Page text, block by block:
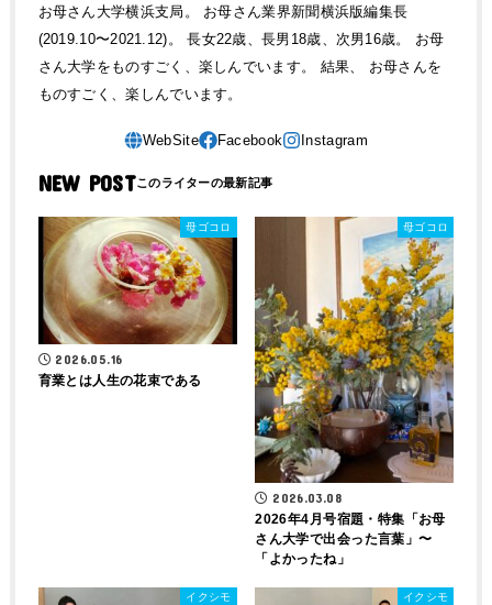
お母さん大学横浜支局。 お母さん業界新聞横浜版編集長
(2019.10〜2021.12)。 長女22歳、長男18歳、次男16歳。 お母
さん大学をものすごく、楽しんでいます。 結果、 お母さんを
ものすごく、楽しんでいます。
NEW POST
母ゴコロ
2026.05.16
育業とは人生の花束である
母ゴコロ
2026.03.08
2026年4月号宿題・特集「お母
さん大学で出会った言葉」〜
「よかったね」
イクシモ イクシモ